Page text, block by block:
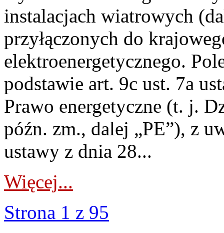
instalacjach wiatrowych
przyłączonych do
elektroenergetycznego.
podstawie art. 9c ust. 7a
Prawo energetyczne (t. j.
późn. zm., dalej „PE”), z
ustawy z dnia 28...
Więcej...
Strona 1 z 95